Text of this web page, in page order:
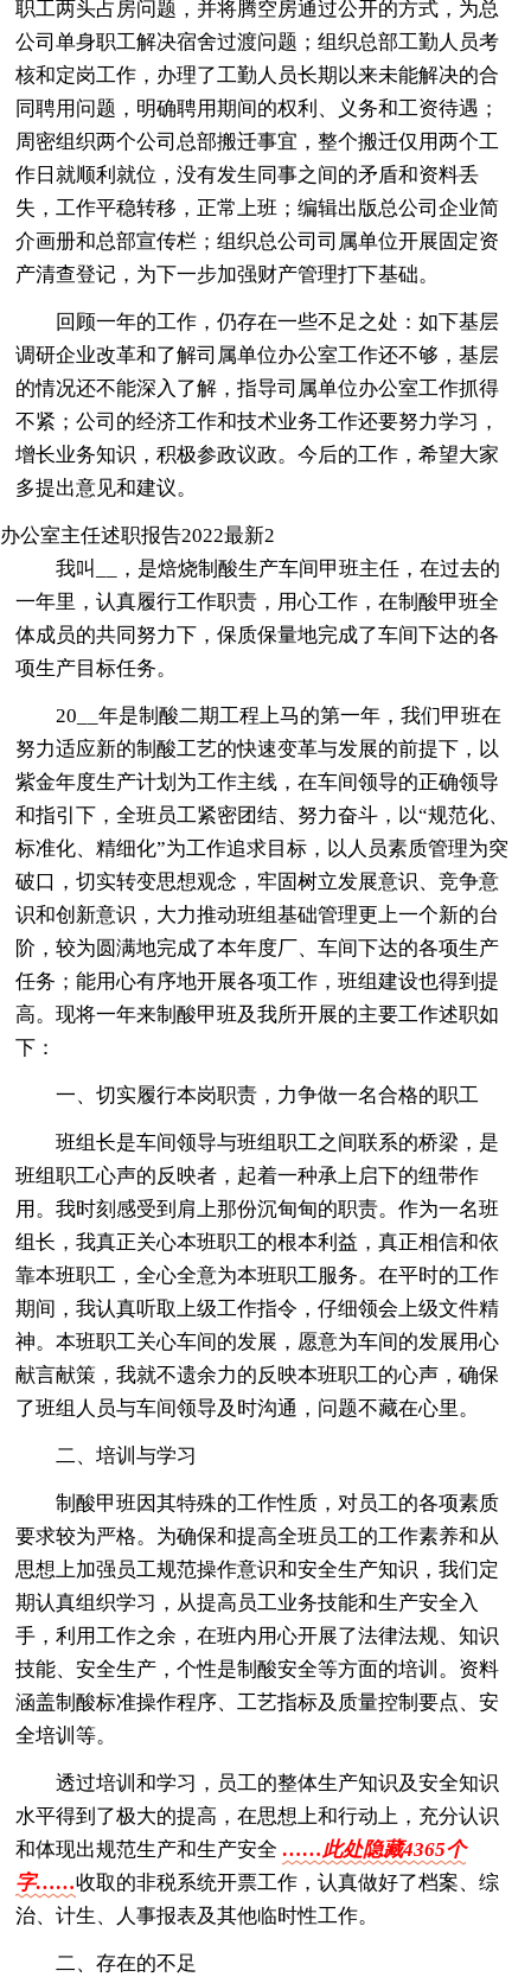
职工两头占房问题，并将腾空房通过公开的方式，为总
公司单身职工解决宿舍过渡问题；组织总部工勤人员考
核和定岗工作，办理了工勤人员长期以来未能解决的合
同聘用问题，明确聘用期间的权利、义务和工资待遇；
周密组织两个公司总部搬迁事宜，整个搬迁仅用两个工
作日就顺利就位，没有发生同事之间的矛盾和资料丢
失，工作平稳转移，正常上班；编辑出版总公司企业简
介画册和总部宣传栏；组织总公司司属单位开展固定资
产清查登记，为下一步加强财产管理打下基础。
回顾一年的工作，仍存在一些不足之处：如下基层
调研企业改革和了解司属单位办公室工作还不够，基层
的情况还不能深入了解，指导司属单位办公室工作抓得
不紧；公司的经济工作和技术业务工作还要努力学习，
增长业务知识，积极参政议政。今后的工作，希望大家
多提出意见和建议。
办公室主任述职报告2022最新2
我叫__，是焙烧制酸生产车间甲班主任，在过去的
一年里，认真履行工作职责，用心工作，在制酸甲班全
体成员的共同努力下，保质保量地完成了车间下达的各
项生产目标任务。
20__年是制酸二期工程上马的第一年，我们甲班在
努力适应新的制酸工艺的快速变革与发展的前提下，以
紫金年度生产计划为工作主线，在车间领导的正确领导
和指引下，全班员工紧密团结、努力奋斗，以“规范化、
标准化、精细化”为工作追求目标，以人员素质管理为突
破口，切实转变思想观念，牢固树立发展意识、竞争意
识和创新意识，大力推动班组基础管理更上一个新的台
阶，较为圆满地完成了本年度厂、车间下达的各项生产
任务；能用心有序地开展各项工作，班组建设也得到提
高。现将一年来制酸甲班及我所开展的主要工作述职如
下：
一、切实履行本岗职责，力争做一名合格的职工
班组长是车间领导与班组职工之间联系的桥梁，是
班组职工心声的反映者，起着一种承上启下的纽带作
用。我时刻感受到肩上那份沉甸甸的职责。作为一名班
组长，我真正关心本班职工的根本利益，真正相信和依
靠本班职工，全心全意为本班职工服务。在平时的工作
期间，我认真听取上级工作指令，仔细领会上级文件精
神。本班职工关心车间的发展，愿意为车间的发展用心
献言献策，我就不遗余力的反映本班职工的心声，确保
了班组人员与车间领导及时沟通，问题不藏在心里。
二、培训与学习
制酸甲班因其特殊的工作性质，对员工的各项素质
要求较为严格。为确保和提高全班员工的工作素养和从
思想上加强员工规范操作意识和安全生产知识，我们定
期认真组织学习，从提高员工业务技能和生产安全入
手，利用工作之余，在班内用心开展了法律法规、知识
技能、安全生产，个性是制酸安全等方面的培训。资料
涵盖制酸标准操作程序、工艺指标及质量控制要点、安
全培训等。
透过培训和学习，员工的整体生产知识及安全知识
水平得到了极大的提高，在思想上和行动上，充分认识
和体现出规范生产和生产安全……此处隐藏4365个
字……收取的非税系统开票工作，认真做好了档案、综
治、计生、人事报表及其他临时性工作。
二、存在的不足